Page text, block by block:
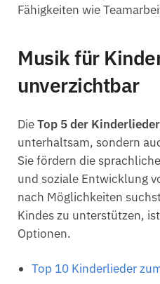
Fähigkeiten wie
Musik für
unverzichtbar
DieTop 5 der Kinderlieder
unterhaltsam, sondern
Sie fördern die
und soziale Entwicklung
nach Möglichkeiten
Kindes zu unterstützen,
Optionen.
Top 10 Kinderlieder